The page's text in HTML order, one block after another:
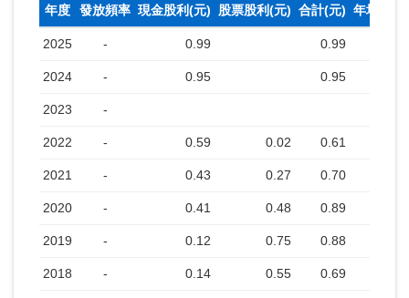
年度 發放頻率 現金股利(元) 股票股利(元) 合計(元) 年均收盤
2025 - 0.99 0.99
2024 - 0.95 0.95
2023 -
2022 - 0.59 0.02 0.61
2021 - 0.43 0.27 0.70
2020 - 0.41 0.48 0.89
2019 - 0.12 0.75 0.88
2018 - 0.14 0.55 0.69